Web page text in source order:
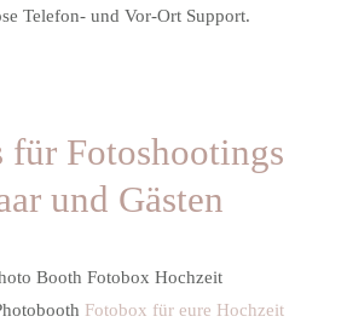
Telefon- und Vor-Ort Support.
für Fotoshootings
und Gästen
Fotobox für eure Hochzeit